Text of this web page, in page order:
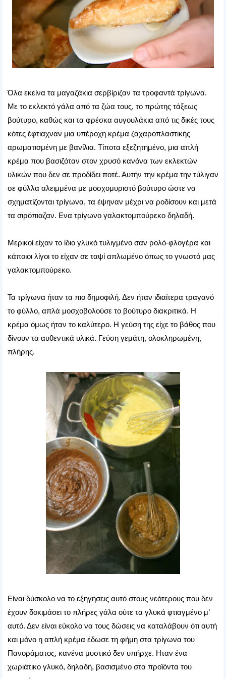
Όλα εκείνα τα μαγαζάκια σερβίριζαν τα τροφαντά τρίγωνα.
Με το εκλεκτό γάλα από τα ζώα τους, το πρώτης τάξεως
βούτυρο, καθώς και τα φρέσκα αυγουλάκια από τις δικές τους
κότες έφτιαχναν μια υπέροχη κρέμα ζαχαροπλαστικής
αρωματισμένη με βανίλια. Τίποτα εξεζητημένο, μια απλή
κρέμα που βασιζόταν στον χρυσό κανόνα των εκλεκτών
υλικών που δεν σε προδίδει ποτέ. Αυτήν την κρέμα την τύλιγαν
σε φύλλα αλειμμένα με μοσχομυριστό βούτυρο ώστε να
σχηματίζονται τρίγωνα, τα έψηναν μέχρι να ροδίσουν και μετά
τα σιρόπιαζαν. Ενα τρίγωνο γαλακτομπούρεκο δηλαδή.
Μερικοί είχαν το ίδιο γλυκό τυλιγμένο σαν ρολό-φλογέρα και
κάποιοι λίγοι το είχαν σε ταψί απλωμένο όπως το γνωστό μας
γαλακτομπούρεκο.
Τα τρίγωνα ήταν τα πιο δημοφιλή. Δεν ήταν ιδιαίτερα τραγανό
το φύλλο, απλά μοσχοβολούσε το βούτυρο διακριτικά. Η
κρέμα όμως ήταν το καλύτερο. Η γεύση της είχε το βάθος που
δίνουν τα αυθεντικά υλικά. Γεύση γεμάτη, ολοκληρωμένη,
πλήρης.
Είναι δύσκολο να το εξηγήσεις αυτό στους νεότερους που δεν
έχουν δοκιμάσει το πλήρες γάλα ούτε τα γλυκά φτιαγμένο μ’
αυτό. Δεν είναι εύκολο να τους δώσεις να καταλάβουν ότι αυτή
και μόνο η απλή κρέμα έδωσε τη φήμη στα τρίγωνα του
Πανοράματος, κανένα μυστικό δεν υπήρχε. Ηταν ένα
χωριάτικο γλυκό, δηλαδή, βασισμένο στα προϊόντα του